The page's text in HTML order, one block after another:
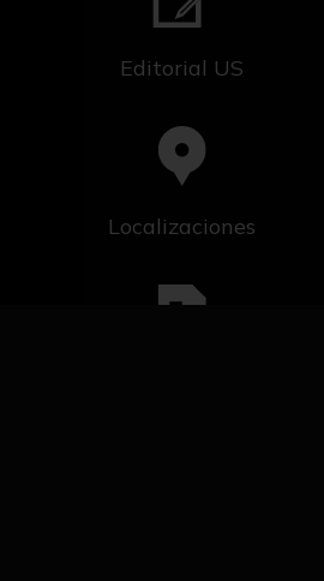
Editorial US
Localizaciones